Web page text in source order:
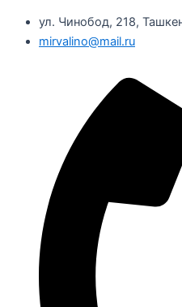
ул. Чинобод, 218,
mirvalino@mail.ru